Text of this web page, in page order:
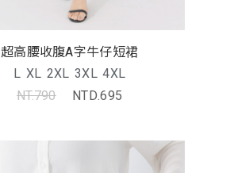
超高腰收腹A字牛仔短裙
L XL 2XL 3XL 4XL
NT.790
NTD.695